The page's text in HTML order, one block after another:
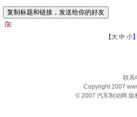
【 大 中 小
联系
Copyright 2007
© 2007 汽车制动网 版